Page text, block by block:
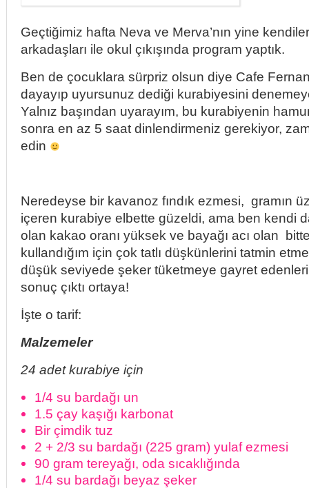
Geçtiğimiz hafta Neva ve Merva’nın yine
arkadaşları ile okul çıkışında program yaptık.
Ben de çocuklara sürpriz olsun diye Cafe
dayayıp uyursunuz dediği kurabiyesini
Yalnız başından uyarayım, bu kurabiyenin
sonra en az 5 saat dinlendirmeniz gerekiyor,
edin
Neredeyse bir kavanoz fındık ezmesi, gramın
içeren kurabiye elbette güzeldi, ama ben kendi
olan kakao oranı yüksek ve bayağı acı olan
kullandığım için çok tatlı düşkünlerini tatmin
düşük seviyede şeker tüketmeye gayret
sonuç çıktı ortaya!
İşte o tarif:
Malzemeler
24 adet kurabiye için
1/4 su bardağı un
1.5 çay kaşığı karbonat
Bir çimdik tuz
2 + 2/3 su bardağı (225 gram) yulaf ezmesi
90 gram tereyağı, oda sıcaklığında
1/4 su bardağı beyaz şeker